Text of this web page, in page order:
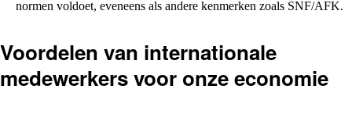
normen voldoet, eveneens als andere kenmerken zoals SNF/AFK.
Voordelen van internationale
medewerkers voor onze economie